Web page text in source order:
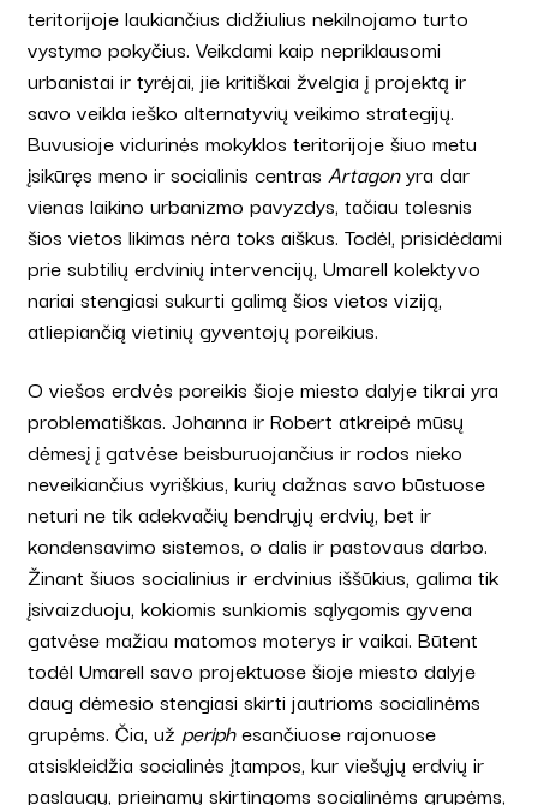
teritorijoje laukiančius didžiulius nekilnojamo turto
vystymo pokyčius. Veikdami kaip nepriklausomi
urbanistai ir tyrėjai, jie kritiškai žvelgia į projektą ir
savo veikla ieško alternatyvių veikimo strategijų.
Buvusioje vidurinės mokyklos teritorijoje šiuo metu
įsikūręs meno ir socialinis centras Artagonyra dar
vienas laikino urbanizmo pavyzdys, tačiau tolesnis
šios vietos likimas nėra toks aiškus. Todėl, prisidėdami
prie subtilių erdvinių intervencijų, Umarell kolektyvo
nariai stengiasi sukurti galimą šios vietos viziją,
atliepiančią vietinių gyventojų poreikius.
O viešos erdvės poreikis šioje miesto dalyje tikrai yra
problematiškas. Johanna ir Robert atkreipė mūsų
dėmesį į gatvėse beisburuojančius ir rodos nieko
neveikiančius vyriškius, kurių dažnas savo būstuose
neturi ne tik adekvačių bendrųjų erdvių, bet ir
kondensavimo sistemos, o dalis ir pastovaus darbo.
Žinant šiuos socialinius ir erdvinius iššūkius, galima tik
įsivaizduoju, kokiomis sunkiomis sąlygomis gyvena
gatvėse mažiau matomos moterys ir vaikai. Būtent
todėl Umarell savo projektuose šioje miesto dalyje
daug dėmesio stengiasi skirti jautrioms socialinėms
grupėms. Čia, už periphesančiuose rajonuose
atsiskleidžia socialinės įtampos, kur viešųjų erdvių ir
paslaugų, prieinamų skirtingoms socialinėms grupėms,